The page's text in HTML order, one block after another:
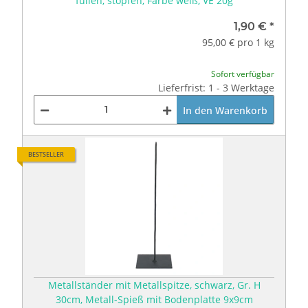
Elisabeth Wiedenmann, Floristin & Autorin für kreative
1,90 € *
95,00 € pro 1 kg
Sofort verfügbar
Lieferfrist: 1 - 3 Werktage
In den Warenkorb
BESTSELLER
Metallständer mit Metallspitze, schwarz, Gr. H
30cm, Metall-Spieß mit Bodenplatte 9x9cm